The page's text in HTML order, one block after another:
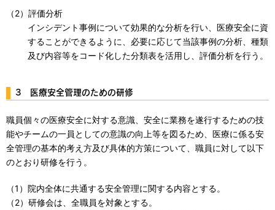
（2）評価分析
インシデント事例について効果的な分析を行い、医療安全に資
することができるように、必要に応じて当該事例の分析、種類
及び内容等をコード化した分類表を活用し、評価分析を行う。
3 医療安全管理のための研修
職員個々の医療安全に対する意識、安全に業務を遂行するための技
能やチームの一員としての意識の向上等を図るため、医療に係る安
全管理の基本的考え方及び具体的方策について、職員に対して以下
のとおり研修を行う。
（1）院内全体に共通する安全管理に関する内容とする。
（2）研修会は、全職員を対象とする。